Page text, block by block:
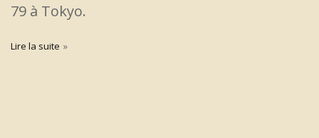
79 à Tokyo.
Lire la suite